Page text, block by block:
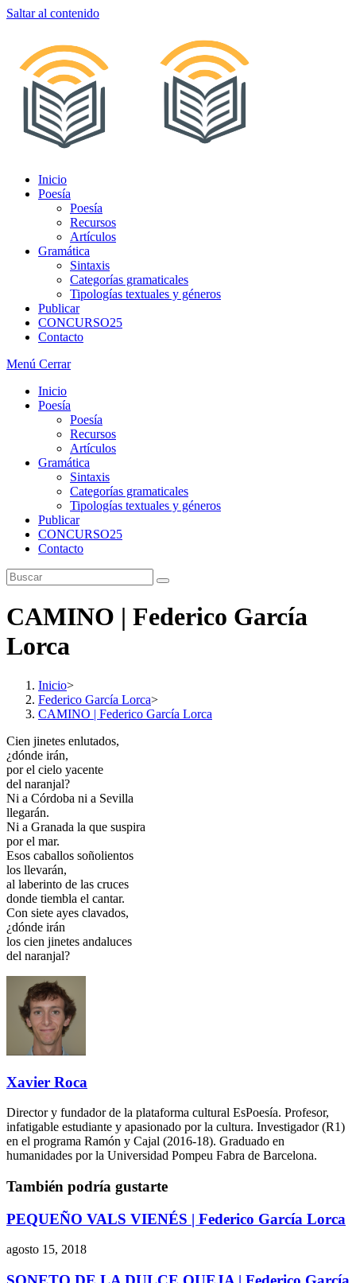
Saltar al contenido
Inicio
Poesía
Poesía
Recursos
Artículos
Gramática
Sintaxis
Categorías gramaticales
Tipologías textuales y géneros
Publicar
CONCURSO25
Contacto
Menú Cerrar
Inicio
Poesía
Poesía
Recursos
Artículos
Gramática
Sintaxis
Categorías gramaticales
Tipologías textuales y géneros
Publicar
CONCURSO25
Contacto
CAMINO | Federico García
Lorca
Inicio>
Federico García Lorca>
CAMINO | Federico García Lorca
Cien jinetes enlutados,
¿dónde irán,
por el cielo yacente
del naranjal?
Ni a Córdoba ni a Sevilla
llegarán.
Ni a Granada la que suspira
por el mar.
Esos caballos soñolientos
los llevarán,
al laberinto de las cruces
donde tiembla el cantar.
Con siete ayes clavados,
¿dónde irán
los cien jinetes andaluces
del naranjal?
Xavier Roca
Director y fundador de la plataforma cultural EsPoesía. Profesor,
infatigable estudiante y apasionado por la cultura. Investigador (R1)
en el programa Ramón y Cajal (2016-18). Graduado en
humanidades por la Universidad Pompeu Fabra de Barcelona.
También podría gustarte
PEQUEÑO VALS VIENÉS | Federico García Lorca
agosto 15, 2018